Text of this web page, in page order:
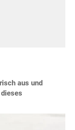
aus und